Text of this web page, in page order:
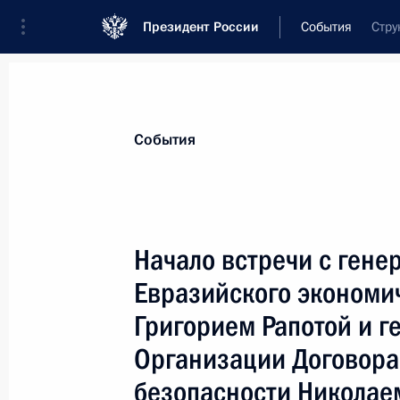
Президент России События
Новости
Послания Федеральному Собранию
Заявления по важнейшим вопросам
Совещания, заседания, рабочие встречи
Речи и обращения
События
Начало встречи с
Евразийского
Григорием Рапотой и
Организации
безопасности